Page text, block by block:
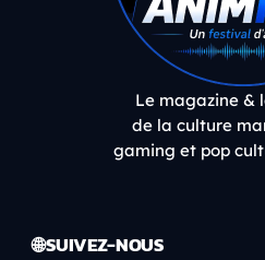
Le magazine &
de la culture
gaming et pop
🌐 SUIVEZ-NOUS